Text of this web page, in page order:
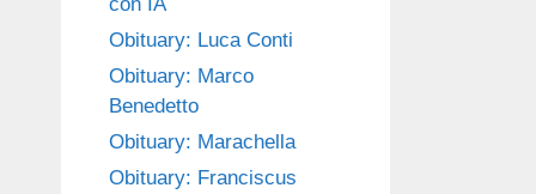
Obituary: Luca Conti
Obituary: Marco
Benedetto
Obituary: Marachella
Obituary: Franciscus